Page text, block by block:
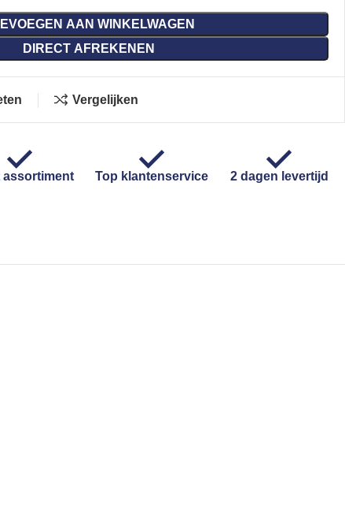
AAN WINKELWAGEN
DIRECT AFREKENEN
Vergelijken
assortiment Top klantenservice 2 dagen levertijd